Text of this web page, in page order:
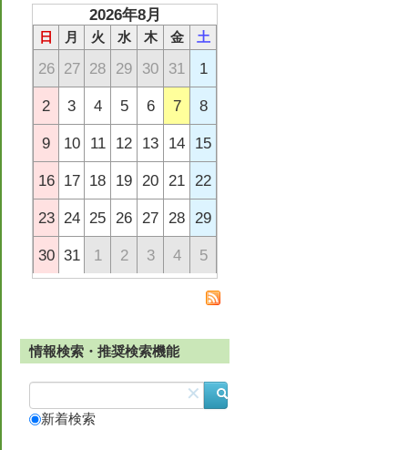
2026年8月
日 月 火 水 木 金 土
26 27 28 29 30 31 1
2 3 4 5 6 7 8
9 10 11 12 13 14 15
16 17 18 19 20 21 22
23 24 25 26 27 28 29
30 31 1 2 3 4 5
情報検索・推奨検索機能
✕
新着検索